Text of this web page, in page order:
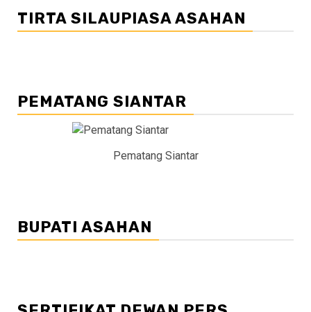
TIRTA SILAUPIASA ASAHAN
PEMATANG SIANTAR
Pematang Siantar
BUPATI ASAHAN